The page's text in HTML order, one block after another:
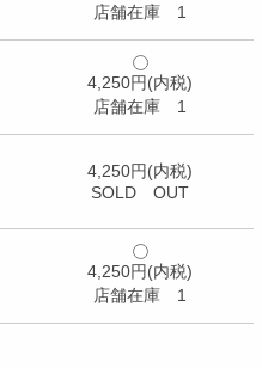
店舗在庫 1
4,250円(内税)
店舗在庫 1
4,250円(内税)
SOLD OUT
4,250円(内税)
店舗在庫 1